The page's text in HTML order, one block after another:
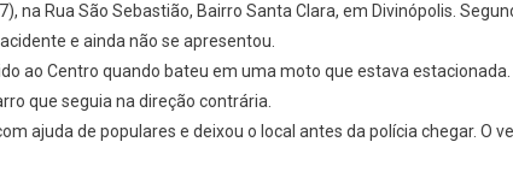
Rua São Sebastião, Bairro Santa Clara, em Divinópolis.
e ainda não se apresentou.
ao Centro quando bateu em uma moto que estava estacionada.
que seguia na direção contrária.
ajuda de populares e deixou o local antes da polícia chegar. O